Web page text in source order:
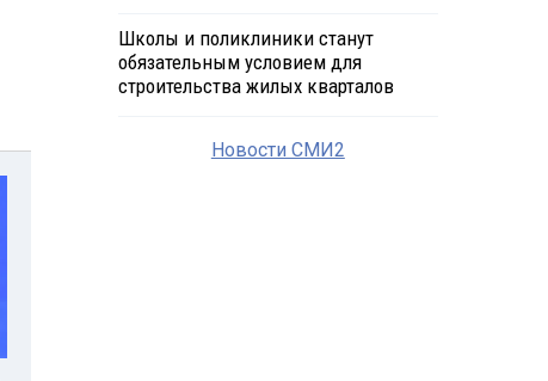
Школы и поликлиники станут
обязательным условием для
строительства жилых кварталов
Новости СМИ2